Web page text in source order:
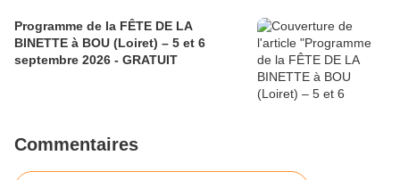
Programme de la FÊTE DE LA
BINETTE à BOU (Loiret) – 5 et 6
septembre 2026 - GRATUIT
Commentaires